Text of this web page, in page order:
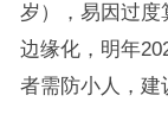
岁），易因过度
边缘化，明年
者需防小人，建